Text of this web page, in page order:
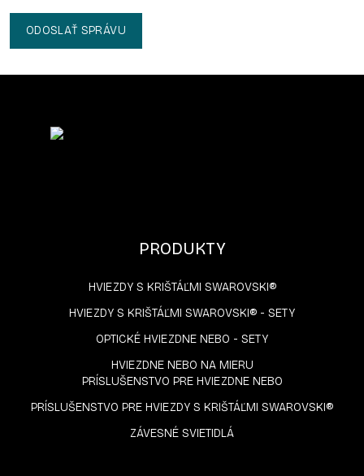
ODOSLAŤ SPRÁVU
PRODUKTY
HVIEZDY S KRIŠTÁĽMI SWAROVSKI®
HVIEZDY S KRIŠTÁĽMI SWAROVSKI® - SETY
OPTICKÉ HVIEZDNE NEBO - SETY
HVIEZDNE NEBO NA MIERU
PRÍSLUŠENSTVO PRE HVIEZDNE NEBO
PRÍSLUŠENSTVO PRE HVIEZDY S KRIŠTÁĽMI SWAROVSKI®
ZÁVESNÉ SVIETIDLÁ